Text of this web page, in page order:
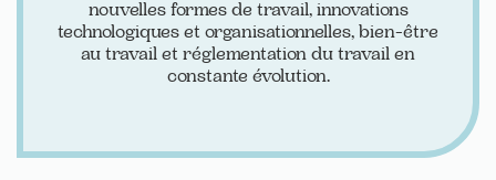
nouvelles formes de travail, innovations
technologiques et organisationnelles, bien-être
au travail et réglementation du travail en
constante évolution.